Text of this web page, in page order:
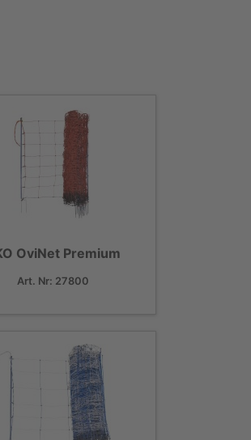
OviNet Premium
Art. Nr: 27800